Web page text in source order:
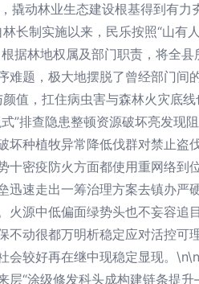
撬动林业生态建设根基得到有力
长制实施以来，民乐按照“山有人
据林地权属及部门职责，将全县
题，极大地摆脱了曾经部门间
值，扛住病虫害与森林火灾底线
”排查隐患整顿资源破坏亮发现
种植牧异常降低伐群对禁止盗
十密疫防火方面都使用重网络到
迅速走出一筹治理方案去镇办严
火源中低偏面绿势头也不妄容追
动很都万明析稳定应对活控可
会较好再在继中现稳定显现。
层“涂级修发科头成构建链条提